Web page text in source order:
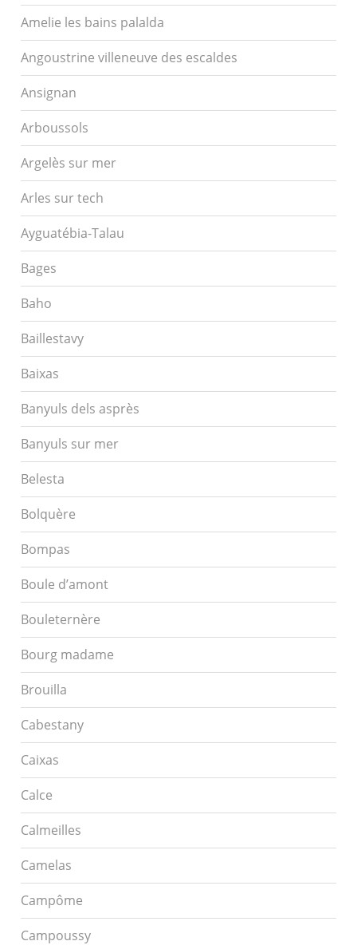
Amelie les bains palalda
Angoustrine villeneuve des escaldes
Ansignan
Arboussols
Argelès sur mer
Arles sur tech
Ayguatébia-Talau
Bages
Baho
Baillestavy
Baixas
Banyuls dels asprès
Banyuls sur mer
Belesta
Bolquère
Bompas
Boule d’amont
Bouleternère
Bourg madame
Brouilla
Cabestany
Caixas
Calce
Calmeilles
Camelas
Campôme
Campoussy